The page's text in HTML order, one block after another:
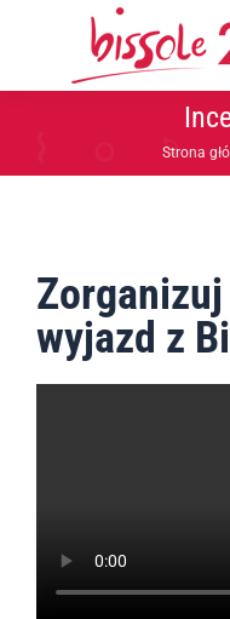
Jesteś
Strona
wyjazd z